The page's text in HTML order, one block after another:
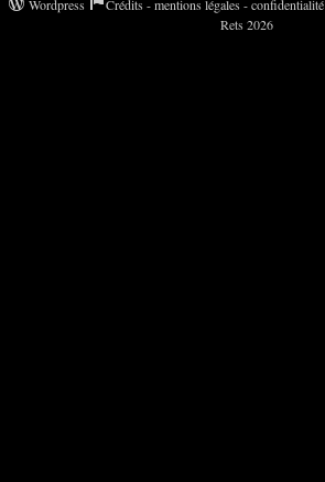
Wordpress Crédits - mentions légales - confidentialité
Rets 2026